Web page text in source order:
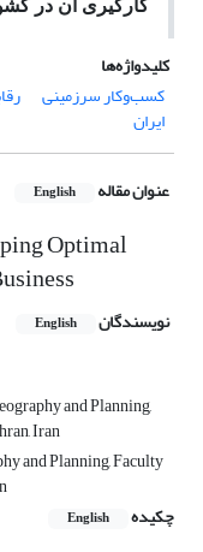
کارگیری آن در
کلیدواژه‌ها
کسب‌وکار سرزمینی
ایران
عنوان مقاله English
Optimal
نویسندگان English
and Planning,
Iran
and Planning, Faculty
چکیده
English